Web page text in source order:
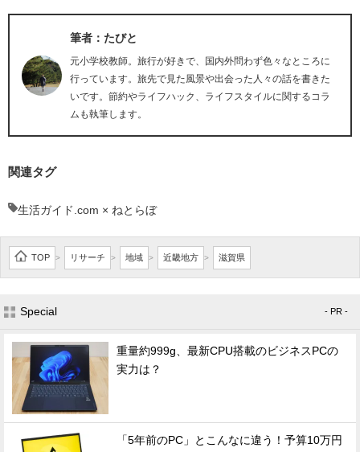
筆者：たびと
元小学校教師。旅行が好きで、国内外問わず色々なところに
行っています。旅先で見た風景や出会った人々の話を書きた
いです。節約やライフハック、ライフスタイルに関するコラ
ムも執筆します。
関連タグ
生活ガイド.com × ねとらぼ
TOP > リサーチ > 地域 > 近畿地方 > 滋賀県
Special - PR -
重量約999g、最新CPU搭載のビジネスPCの
実力は？
「5年前のPC」とこんなに違う！予算10万円